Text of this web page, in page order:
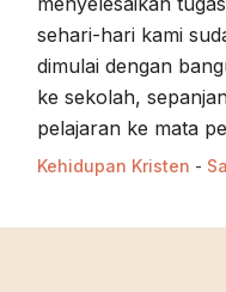
sehari-hari kami
dimulai dengan
ke sekolah,
pelajaran ke mata
Kehidupan Kristen -